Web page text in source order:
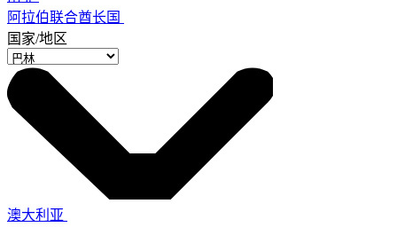
阿拉伯联合酋长国
国家/地区
澳大利亚